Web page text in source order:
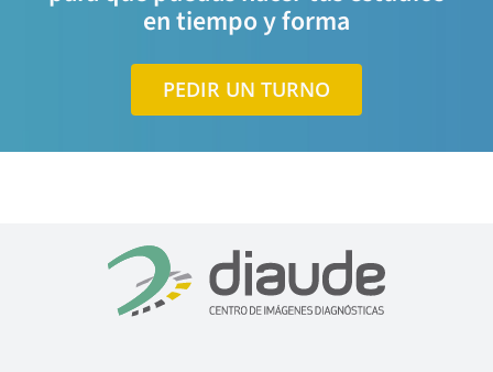
en tiempo y forma
PEDIR UN TURNO